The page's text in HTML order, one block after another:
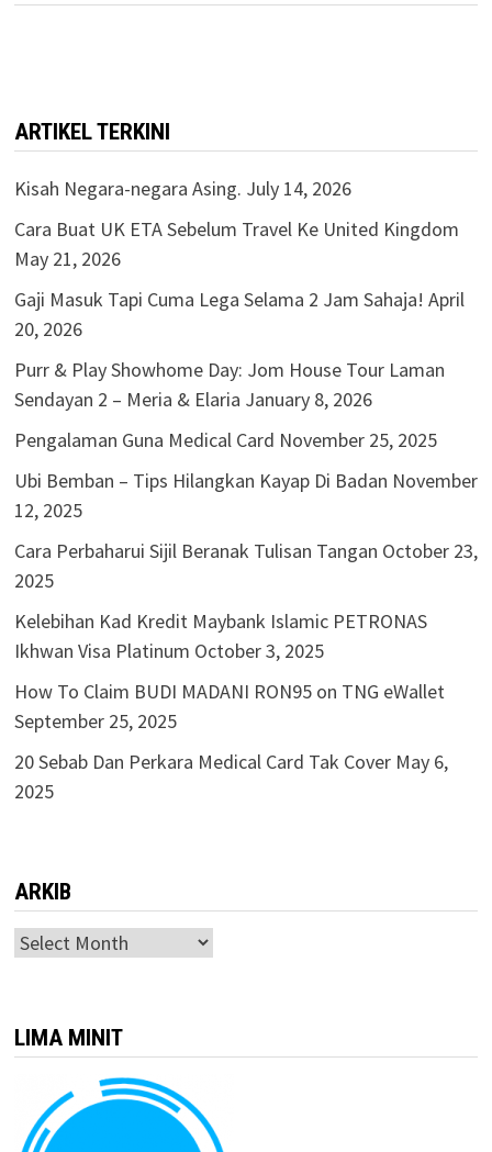
ARTIKEL TERKINI
Kisah Negara-negara Asing. July 14, 2026
Cara Buat UK ETA Sebelum Travel Ke United Kingdom
May 21, 2026
Gaji Masuk Tapi Cuma Lega Selama 2 Jam Sahaja! April
20, 2026
Purr & Play Showhome Day: Jom House Tour Laman
Sendayan 2 – Meria & Elaria January 8, 2026
Pengalaman Guna Medical Card November 25, 2025
Ubi Bemban – Tips Hilangkan Kayap Di Badan November
12, 2025
Cara Perbaharui Sijil Beranak Tulisan Tangan October 23,
2025
Kelebihan Kad Kredit Maybank Islamic PETRONAS
Ikhwan Visa Platinum October 3, 2025
How To Claim BUDI MADANI RON95 on TNG eWallet
September 25, 2025
20 Sebab Dan Perkara Medical Card Tak Cover May 6,
2025
ARKIB
ARKIB
LIMA MINIT